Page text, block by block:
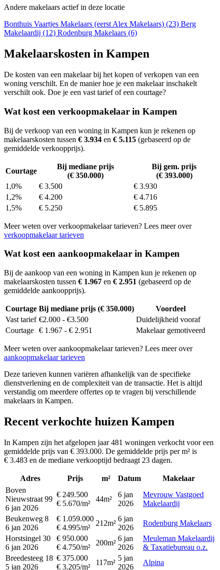
Andere makelaars actief in deze locatie
Bonthuis Vaartjes Makelaars (eerst Alex Makelaars) (23) Berg
Makelaardij (12) Rodenburg Makelaars (6)
Makelaarskosten in Kampen
De kosten van een makelaar bij het kopen of verkopen van een
woning verschilt. En de manier hoe je een makelaar inschakelt
verschilt ook. Doe je een vast tarief of een courtage?
Wat kost een verkoopmakelaar in Kampen
Bij de verkoop van een woning in Kampen kun je rekenen op
makelaarskosten tussen € 3.934 en € 5.115 (gebaseerd op de
gemiddelde verkoopprijs).
Courtage
Bij mediane prijs
(€ 350.000)
Bij gem. prijs
(€ 393.000)
1,0%
€ 3.500
€ 3.930
1,2%
€ 4.200
€ 4.716
1,5%
€ 5.250 € 5.895
Meer weten over verkoopmakelaar tarieven? Lees meer over
verkoopmakelaar tarieven
Wat kost een aankoopmakelaar in Kampen
Bij de aankoop van een woning in Kampen kun je rekenen op
makelaarskosten tussen € 1.967 en € 2.951 (gebaseerd op de
gemiddelde aankoopprijs).
Courtage Bij mediane prijs (€ 350.000)
Voordeel
Vast tarief €2.000 - €3.500
Duidelijkheid vooraf
Courtage € 1.967 - € 2.951 Makelaar gemotiveerd
Meer weten over aankoopmakelaar tarieven? Lees meer over
aankoopmakelaar tarieven
Deze tarieven kunnen variëren afhankelijk van de specifieke
dienstverlening en de complexiteit van de transactie. Het is altijd
verstandig om meerdere offertes op te vragen bij verschillende
makelaars in Kampen.
Recent verkochte huizen Kampen
In Kampen zijn het afgelopen jaar 481 woningen verkocht voor een
gemiddelde prijs van € 393.000. De gemiddelde prijs per m² is
€ 3.483 en de mediane verkooptijd bedraagt 23 dagen.
Adres Prijs m² Datum
Makelaar
Boven
Nieuwstraat 99
6 jan 2026
€ 249.500
€ 5.670/m²
44m²
6 jan
2026
Mevrouw Vastgoed
Makelaardij
Beukenweg 8
6 jan 2026
€ 1.059.000
€ 4.995/m²
212m²
6 jan
2026
Rodenburg Makelaars
Horstsingel 30
6 jan 2026
€ 950.000
€ 4.750/m²
200m²
6 jan
2026
Meuleman Makelaardij
& Taxatiebureau o.z.
Breedesteeg 18
5 jan 2026
€ 375.000
€ 3.205/m²
117m²
5 jan
2026
Alpina